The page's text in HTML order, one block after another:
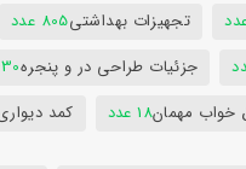
تجهیزات بهداشتی805 عدد
جزئیات طراحی در و پنجره
خواب مهمان18 عدد کمد